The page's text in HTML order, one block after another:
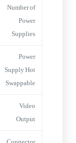
Number of
Power
Supplies
Power
Supply Hot
Swappable
Video
Output